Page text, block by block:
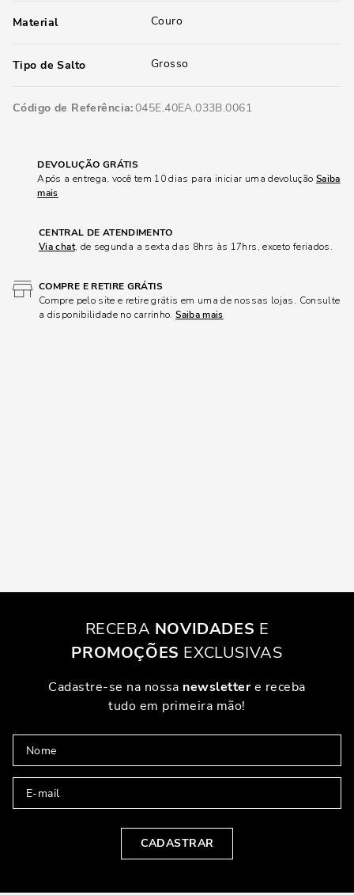
Material Couro
Tipo de Salto Grosso
Código de Referência 045E.40EA.033B.0061
DEVOLUÇÃO GRÁTIS
Após a entrega, você tem 10 dias para iniciar uma devolução Saiba
mais
CENTRAL DE ATENDIMENTO
Via chat, de segunda a sexta das 8hrs às 17hrs, exceto feriados.
COMPRE E RETIRE GRÁTIS
Compre pelo site e retire grátis em uma de nossas lojas. Consulte
a disponibilidade no carrinho.Saiba mais
RECEBA NOVIDADES E
PROMOÇÕES EXCLUSIVAS
Cadastre-se na nossa newslettere receba
tudo em primeira mão!
CADASTRAR